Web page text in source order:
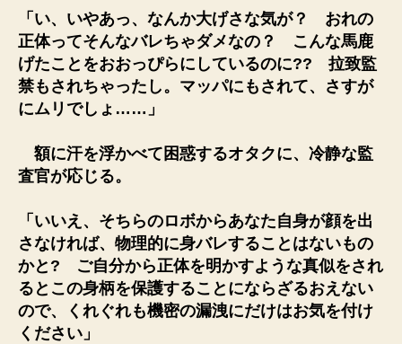
「い、いやあっ、なんか大げさな気が？ おれの
正体ってそんなバレちゃダメなの？ こんな馬鹿
げたことをおおっぴらにしているのに?? 拉致監
禁もされちゃったし。マッパにもされて、さすが
にムリでしょ……」
額に汗を浮かべて困惑するオタクに、冷静な監
査官が応じる。
「いいえ、そちらのロボからあなた自身が顔を出
さなければ、物理的に身バレすることはないもの
かと? ご自分から正体を明かすような真似をされ
るとこの身柄を保護することにならざるおえない
ので、くれぐれも機密の漏洩にだけはお気を付け
ください」